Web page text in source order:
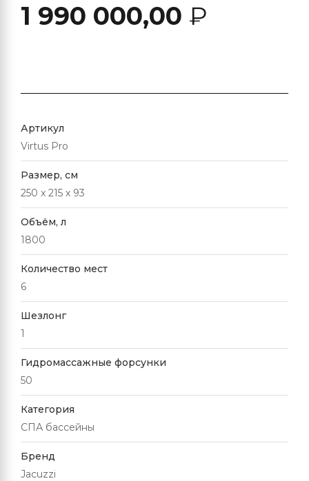
1 990 000,00 ₽
Артикул
Virtus Pro
Размер, см
250 x 215 x 93
Объём, л
1800
Количество мест
6
Шезлонг
1
Гидромассажные форсунки
50
Категория
СПА бассейны
Бренд
Jacuzzi